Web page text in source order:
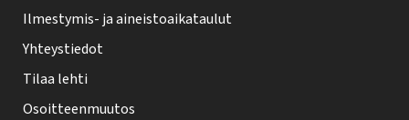
Ilmestymis- ja aineistoaikataulut
Yhteystiedot
Tilaa lehti
Osoitteenmuutos